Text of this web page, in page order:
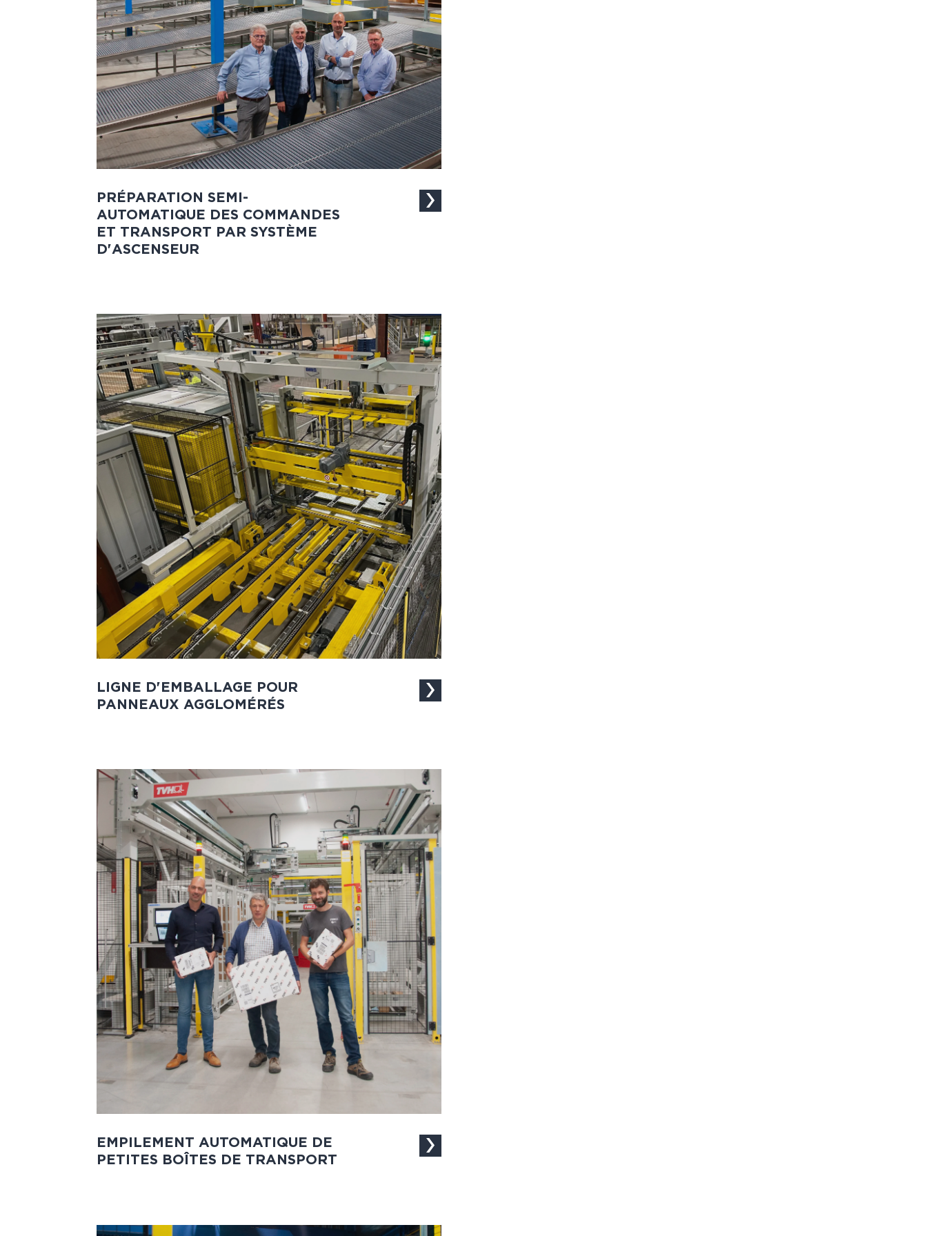
PRÉPARATION SEMI-
AUTOMATIQUE DES COMMANDES
ET TRANSPORT PAR SYSTÈME
D'ASCENSEUR
LIGNE D'EMBALLAGE POUR
PANNEAUX AGGLOMÉRÉS
EMPILEMENT AUTOMATIQUE DE
PETITES BOÎTES DE TRANSPORT